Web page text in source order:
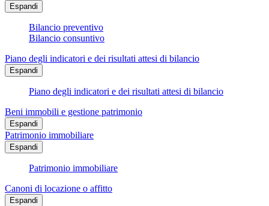
Espandi
Bilancio preventivo
Bilancio consuntivo
Piano degli indicatori e dei risultati attesi di bilancio
Espandi
Piano degli indicatori e dei risultati attesi di bilancio
Beni immobili e gestione patrimonio
Espandi
Patrimonio immobiliare
Espandi
Patrimonio immobiliare
Canoni di locazione o affitto
Espandi